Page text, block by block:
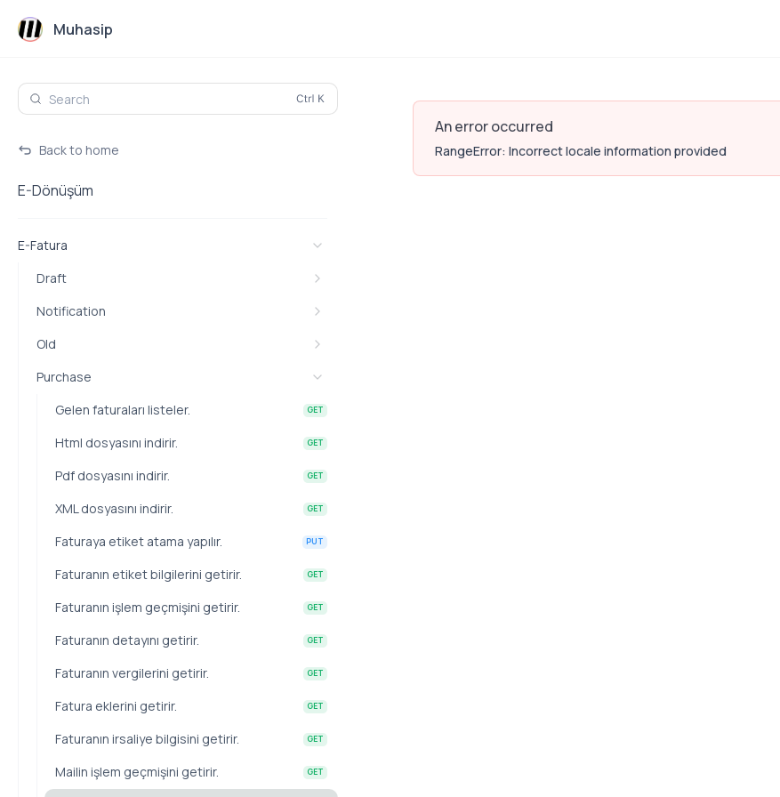
Muhasip
Search
Back to home
E-Dönüşüm
E-Fatura
Draft
Notification
Old
Purchase
Gelen faturaları listeler.
GET
Html dosyasını indirir. GET
Pdf dosyasını indirir. GET
XML dosyasını indirir. GET
Faturaya etiket atama yapılır. PUT
Faturanın etiket bilgilerini getirir. GET
Faturanın işlem geçmişini getirir. GET
Faturanın detayını getirir. GET
Faturanın vergilerini getirir. GET
Fatura eklerini getirir. GET
Faturanın irsaliye bilgisini getirir. GET
Mailin işlem geçmişini getirir. GET
An error occurred
RangeError: Incorrect locale information provided